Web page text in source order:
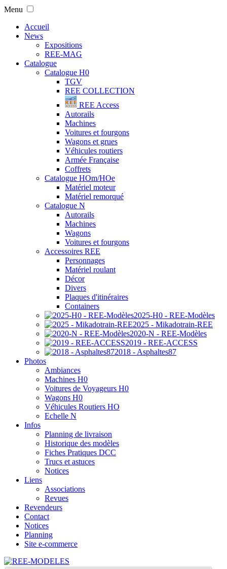
Menu
Accueil
News
Expositions
REE-MAG
Catalogue
Catalogue H0
TGV
REE COLLECTION
REE Access
Autorails
Machines
Voitures et fourgons
Wagons et grues
Véhicules routiers
Armée Française
Coffrets
Catalogue HOm/HOe
Matériel moteur
Matériel remorqué
Catalogue N
Autorails
Machines
Wagons
Voitures et fourgons
Accessoires REE
Personnages
Matériel roulant
Décor
Divers
Plaques d'itinéraires
Containers
2025-H0 - REE-Modèles
2025 - Mikadotrain-REE
2020-N - REE-Modèles
2019 - REE-ACCESS
2018 - Asphaltes87
Photos
Ambiances
Machines H0
Voitures de Voyageurs H0
Wagons H0
Véhicules Routiers HO
Echelle N
Infos
Planning de livraison
Historique des modèles
Fiches Pratiques DCC
Trucs et astuces
Notices
Liens
Associations
Revues
Revendeurs
Contact
Notices
Planning
Site e-commerce